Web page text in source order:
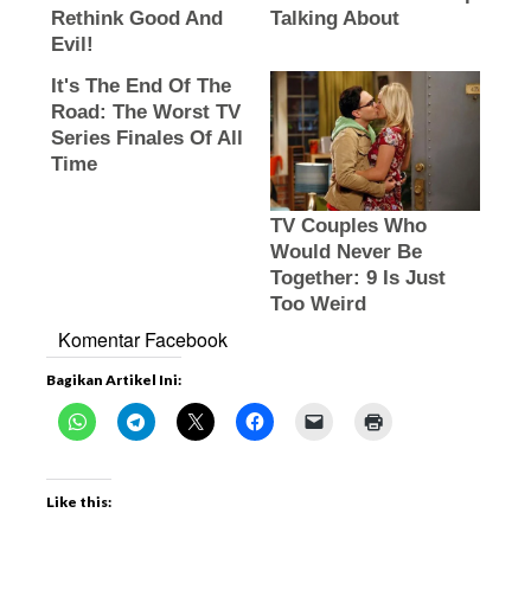
Komentar Facebook
Bagikan Artikel Ini:
Like this: